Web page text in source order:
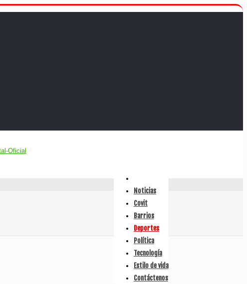
Noticias
Covit
Barrios
Deportes
Política
Tecnología
Estilo de vida
Contáctenos